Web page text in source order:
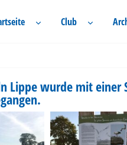
Club
Lippe wurde mit einer